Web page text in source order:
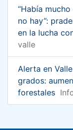
“Había
no hay”:
en la lucha
valle
Alerta en
grados:
forestales